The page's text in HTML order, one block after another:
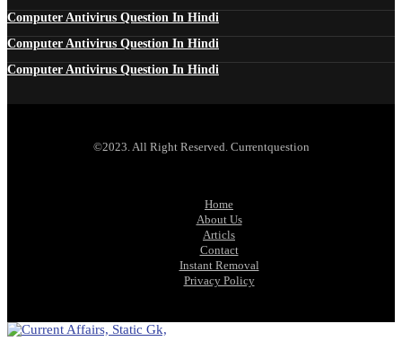
Computer Antivirus Question In Hindi
Computer Antivirus Question In Hindi
Computer Antivirus Question In Hindi
©2023. All Right Reserved. Currentquestion
Home
About Us
Articls
Contact
Instant Removal
Privacy Policy